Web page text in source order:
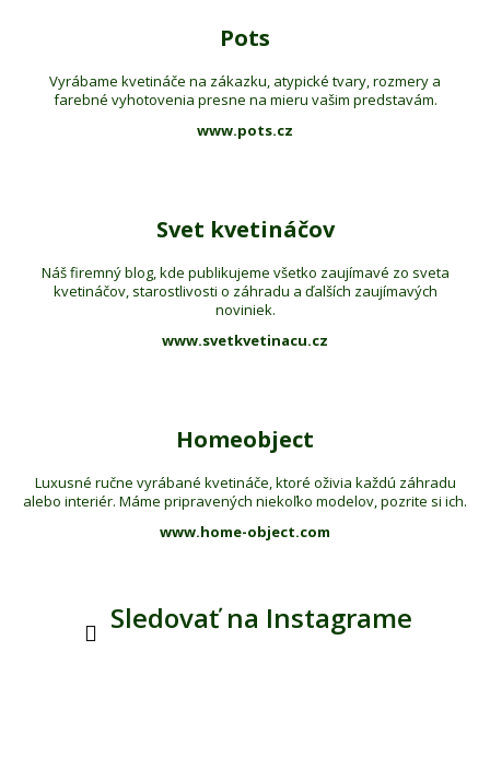
Pots
Vyrábame kvetináče na zákazku, atypické tvary, rozmery a
farebné vyhotovenia presne na mieru vašim predstavám.
www.pots.cz
Svet kvetináčov
Náš firemný blog, kde publikujeme všetko zaujímavé zo sveta
kvetináčov, starostlivosti o záhradu a ďalších zaujímavých
noviniek.
www.svetkvetinacu.cz
Homeobject
Luxusné ručne vyrábané kvetináče, ktoré oživia každú záhradu
alebo interiér. Máme pripravených niekoľko modelov, pozrite si ich.
www.home-object.com
Sledovať na Instagrame